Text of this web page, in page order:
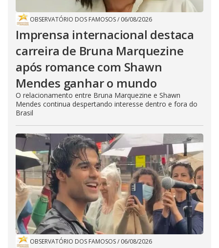
OBSERVATÓRIO DOS FAMOSOS/ 06/08/2026
Imprensa internacional destaca
carreira de Bruna Marquezine
após romance com Shawn
Mendes ganhar o mundo
O relacionamento entre Bruna Marquezine e Shawn
Mendes continua despertando interesse dentro e fora do
Brasil
OBSERVATÓRIO DOS FAMOSOS/ 06/08/2026